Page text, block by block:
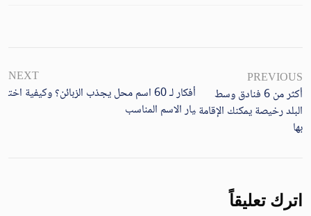
PREVIOUS
أكثر من 6 فنادق وسط
البلد رخيصة يمكنك الإقامة
بها
NEXT
أفكار لـ 60 اسم محل يجذب الزبائن؟ وكيفية اخت
يار الاسم المناسب
اترك تعليقاً